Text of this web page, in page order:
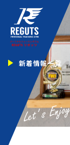
新着情報一覧